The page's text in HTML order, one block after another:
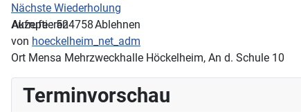
Nächste Wiederholung
Aufrufe: 524758
von hoeckelheim_net_adm
Ort Mensa Mehrzweckhalle Höckelheim, An d. Schule 10
Terminvorschau
Akzeptieren
Ablehnen